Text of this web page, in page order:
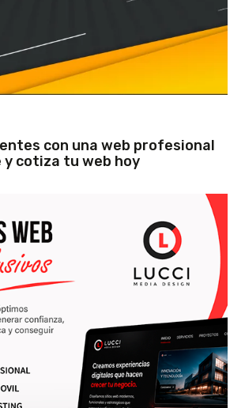
con una web profesional
y cotiza tu web hoy